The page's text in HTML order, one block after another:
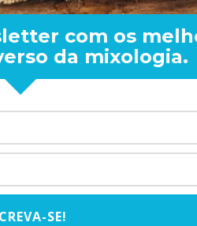
BARTENDER: DE
VISTA PARA O MUNDO
com os
da mixologia.
SE!